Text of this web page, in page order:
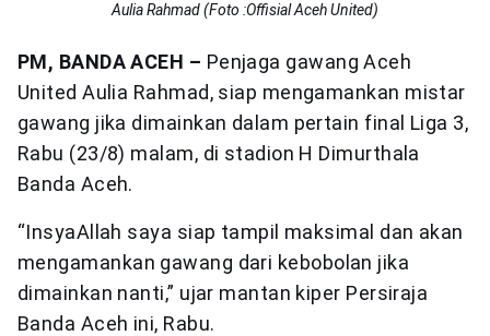
Aulia Rahmad (Foto :Offisial Aceh United)
PM, BANDA ACEH – Penjaga gawang Aceh
United Aulia Rahmad, siap mengamankan mistar
gawang jika dimainkan dalam pertain final Liga 3,
Rabu (23/8) malam, di stadion H Dimurthala
Banda Aceh.
“InsyaAllah saya siap tampil maksimal dan akan
mengamankan gawang dari kebobolan jika
dimainkan nanti,” ujar mantan kiper Persiraja
Banda Aceh ini, Rabu.